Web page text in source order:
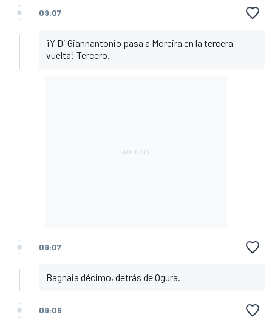
09:07
¡Y Di Giannantonio pasa a Moreira en la tercera
vuelta! Tercero.
09:07
Bagnaia décimo, detrás de Ogura.
09:06